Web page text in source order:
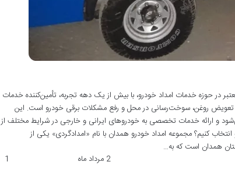
در حوزه خدمات امداد خودرو، با بیش از یک دهه تجربه، تأمین‌کننده خدمات
تعویض روغن، سوخت‌رسانی در محل و رفع مشکلات برقی خودرو است. این
و ارائه خدمات تخصصی به خودروهای ایرانی و خارجی در شرایط مختلف از
کنیم؟ مجموعه امداد خودرو همدان با نام «امدادگردی» یکی از
همدان است که به…
2 مرداد ماه 1